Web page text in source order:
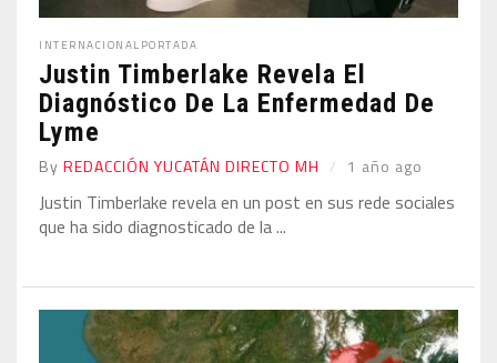
INTERNACIONAL PORTADA
Justin Timberlake Revela El
Diagnóstico De La Enfermedad De
Lyme
By REDACCIÓN YUCATÁN DIRECTO MH 1 año ago
Justin Timberlake revela en un post en sus rede sociales
que ha sido diagnosticado de la ...